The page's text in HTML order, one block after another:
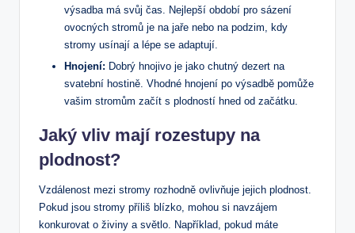
výsadba má svůj čas. Nejlepší období pro sázení
ovocných stromů je na jaře nebo na podzim, kdy
stromy usínají a lépe se adaptují.
Hnojení: Dobrý hnojivo je jako chutný dezert na
svatební hostině. Vhodné hnojení po výsadbě pomůže
vašim stromům začít s plodností hned od začátku.
Jaký vliv mají rozestupy na
plodnost?
Vzdálenost mezi stromy rozhodně ovlivňuje jejich plodnost.
Pokud jsou stromy příliš blízko, mohou si navzájem
konkurovat o živiny a světlo. Například, pokud máte